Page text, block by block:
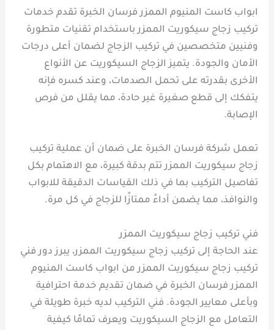
ابواب كاست المنيوم الممزر فرسان الخبرة تقدم خدمات
تركيب زجاج سيكوريت الممزر باستخدام تقنيات متطورة
وفنيين متخصصين في تركيب الزجاج لضمان أعلى درجات
الأمان والجودة. يتميز الزجاج السيكوريت عن الأنواع
الأخرى بقدرته على تحمل الصدمات، وعند كسره فإنه
يتفكك إلى قطع صغيرة غير حادة، مما يقلل من فرص
الإصابة.
تعمل شركة فرسان الخبرة على ضمان أن عملية تركيب
زجاج سيكوريت الممزر تتم بدقة كبيرة، مع الاهتمام بكل
تفاصيل التركيب بما في ذلك القياسات الدقيقة للابواب
والنوافذ، مما يضمن أداءً ممتازًا للزجاج في كل مرة.
فني تركيب زجاج سيكوريت الممزر
عند الحاجة إلى تركيب زجاج سيكوريت الممزر، يبرز دور فني
تركيب زجاج سيكوريت الممزر من ابواب كاست المنيوم
الممزر فرسان الخبرة في ضمان تقديم خدمة احترافية
وبأعلى معايير الجودة. فني التركيب لديه خبرة طويلة في
التعامل مع الزجاج السيكوريت ويعرف تمامًا كيفية